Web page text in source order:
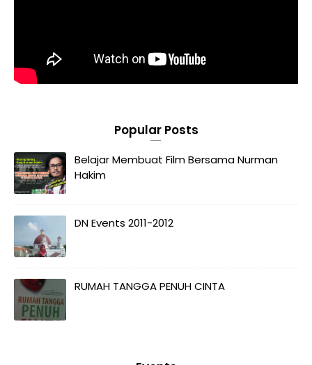
Popular Posts
Belajar Membuat Film Bersama Nurman
Hakim
DN Events 2011-2012
RUMAH TANGGA PENUH CINTA